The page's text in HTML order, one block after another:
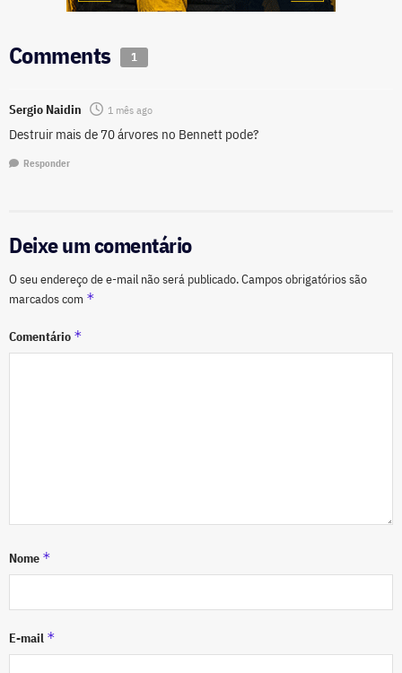
Comments 1
Sergio Naidin 1 mês ago
Destruir mais de 70 árvores no Bennett pode?
Responder
Deixe um comentário
O seu endereço de e-mail não será publicado.Campos obrigatórios são
marcados com *
Comentário *
Nome *
E-mail *